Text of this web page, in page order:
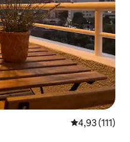
4,93 de uma
4,93 (111)